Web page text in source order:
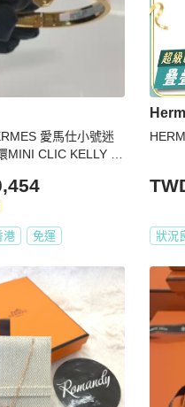
愛馬仕小號迷
MINI CLIC KELLY B
港 免運 狀況